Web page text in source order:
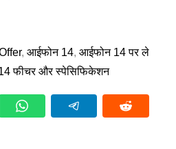
, आईफोन 14, आईफोन 14 पर ले
फीचर और स्पेसिफिकेशन